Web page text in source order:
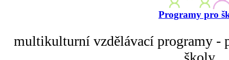
Programy pro
multikulturní vzdělávací programy -